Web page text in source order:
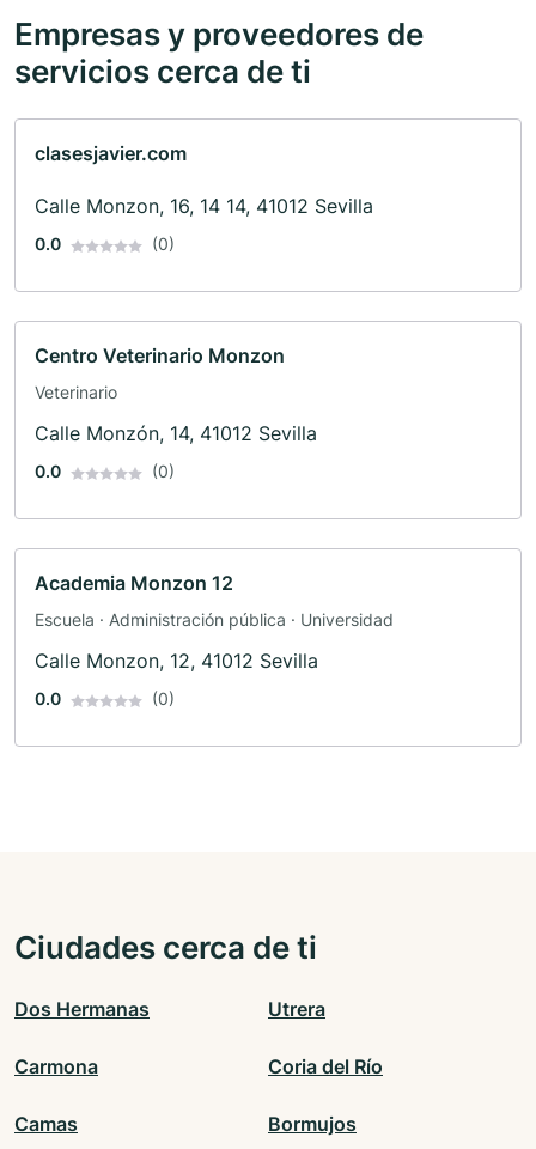
Empresas y proveedores de
servicios cerca de ti
clasesjavier.com
Calle Monzon, 16, 14 14, 41012 Sevilla
0.0 (0)
Centro Veterinario Monzon
Veterinario
Calle Monzón, 14, 41012 Sevilla
0.0 (0)
Academia Monzon 12
Escuela · Administración pública · Universidad
Calle Monzon, 12, 41012 Sevilla
0.0 (0)
Ciudades cerca de ti
Dos Hermanas Utrera
Carmona Coria del Río
Camas Bormujos